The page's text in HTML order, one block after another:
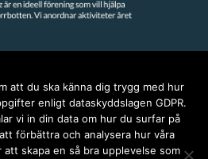
7755068
att du ska känna dig trygg med hur
enligt dataskyddslagen GDPR.
vi in din data om hur du surfar på
förbättra och analysera hur våra
skapa en så bra upplevelse som